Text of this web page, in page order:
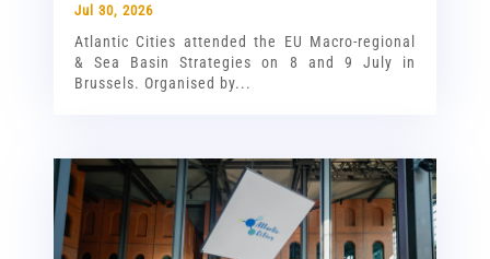
Jul 30, 2026
Atlantic Cities attended the EU Macro-regional
& Sea Basin Strategies on 8 and 9 July in
Brussels. Organised by...